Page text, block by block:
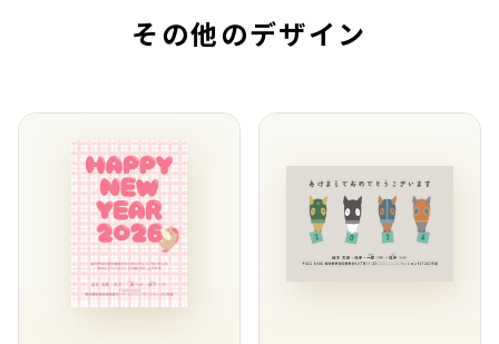
その他のデザイン